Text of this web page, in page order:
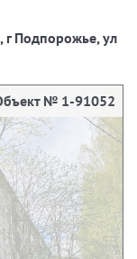
г Подпорожье, ул
№ 1-91052